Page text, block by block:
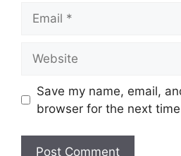
Save my name, email,
browser for the next